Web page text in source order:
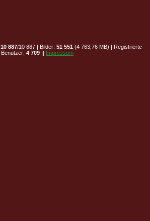
10 887/10 887 | Bilder: 51 551 (4 763,76 MB) | Registrierte
Benutzer: 4 709 || Impressum